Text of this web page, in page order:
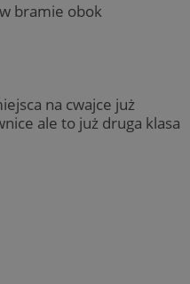
bramie obok
na cwajce już
ale to już druga klasa